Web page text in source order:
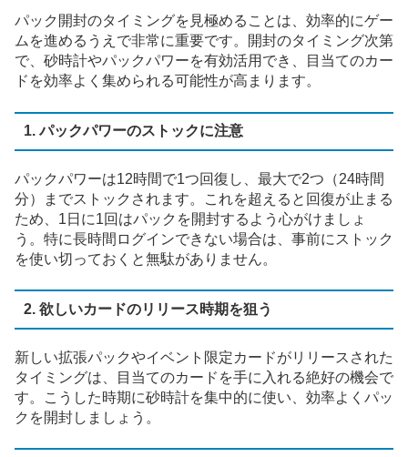
パック開封のタイミングを見極めることは、効率的にゲー
ムを進めるうえで非常に重要です。開封のタイミング次第
で、砂時計やパックパワーを有効活用でき、目当てのカー
ドを効率よく集められる可能性が高まります。
1. パックパワーのストックに注意
パックパワーは12時間で1つ回復し、最大で2つ（24時間
分）までストックされます。これを超えると回復が止まる
ため、1日に1回はパックを開封するよう心がけましょ
う。特に長時間ログインできない場合は、事前にストック
を使い切っておくと無駄がありません。
2. 欲しいカードのリリース時期を狙う
新しい拡張パックやイベント限定カードがリリースされた
タイミングは、目当てのカードを手に入れる絶好の機会で
す。こうした時期に砂時計を集中的に使い、効率よくパッ
クを開封しましょう。